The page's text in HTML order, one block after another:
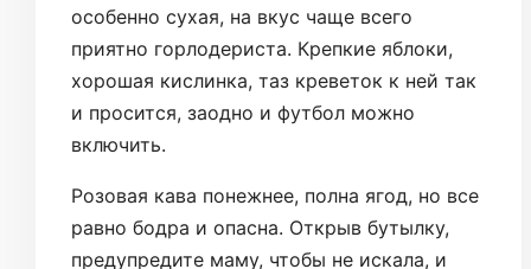
особенно сухая, на вкус чаще всего
приятно горлодериста. Крепкие яблоки,
хорошая кислинка, таз креветок к ней так
и просится, заодно и футбол можно
включить.
Розовая кава понежнее, полна ягод, но все
равно бодра и опасна. Открыв бутылку,
предупредите маму, чтобы не искала, и